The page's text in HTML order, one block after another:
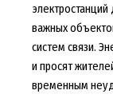
важных
систем связи.
и просят
временным